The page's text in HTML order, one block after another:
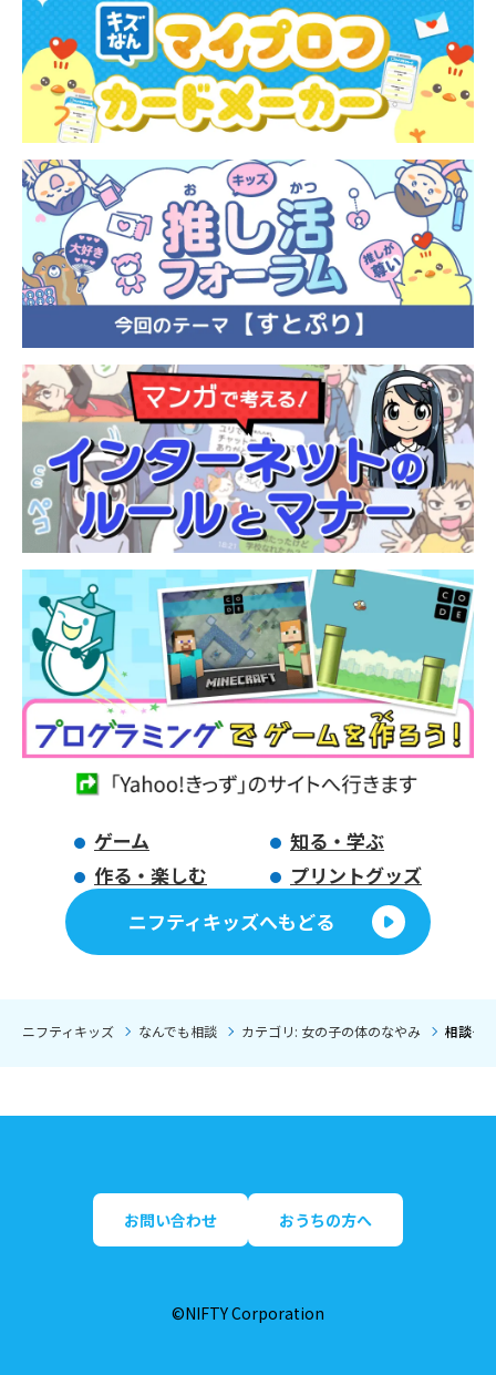
ゲーム
知る・学ぶ
作る・楽しむ
プリントグッズ
ニフティキッズへもどる
ニフティキッズ なんでも相談 カテゴリ: 女の子の体のなやみ 相談タ
お問い合わせ おうちの方へ
©NIFTY Corporation